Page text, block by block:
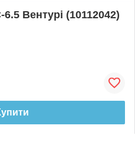
Вентурі (10112042)